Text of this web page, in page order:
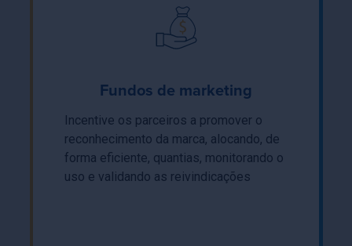
Fundos de marketing
Incentive os parceiros a promover o
reconhecimento da marca, alocando, de
forma eficiente, quantias, monitorando o
uso e validando as reivindicações